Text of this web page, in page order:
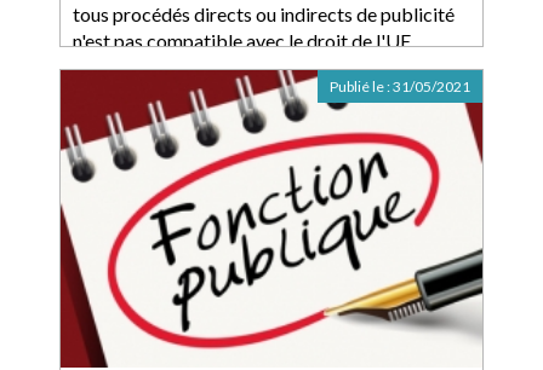
tous procédés directs ou indirects de publicité
n'est pas compatible avec le droit de l'UE
Publié le :31/05/2021